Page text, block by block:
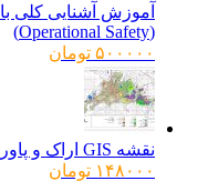
آموزش آشنایی کلی با
۵۰۰۰۰۰ تومان
نقشه GIS اراک و پاورپوینت و نقشه اتوکد طرح جامع اراک
۱۴۸۰۰۰ تومان